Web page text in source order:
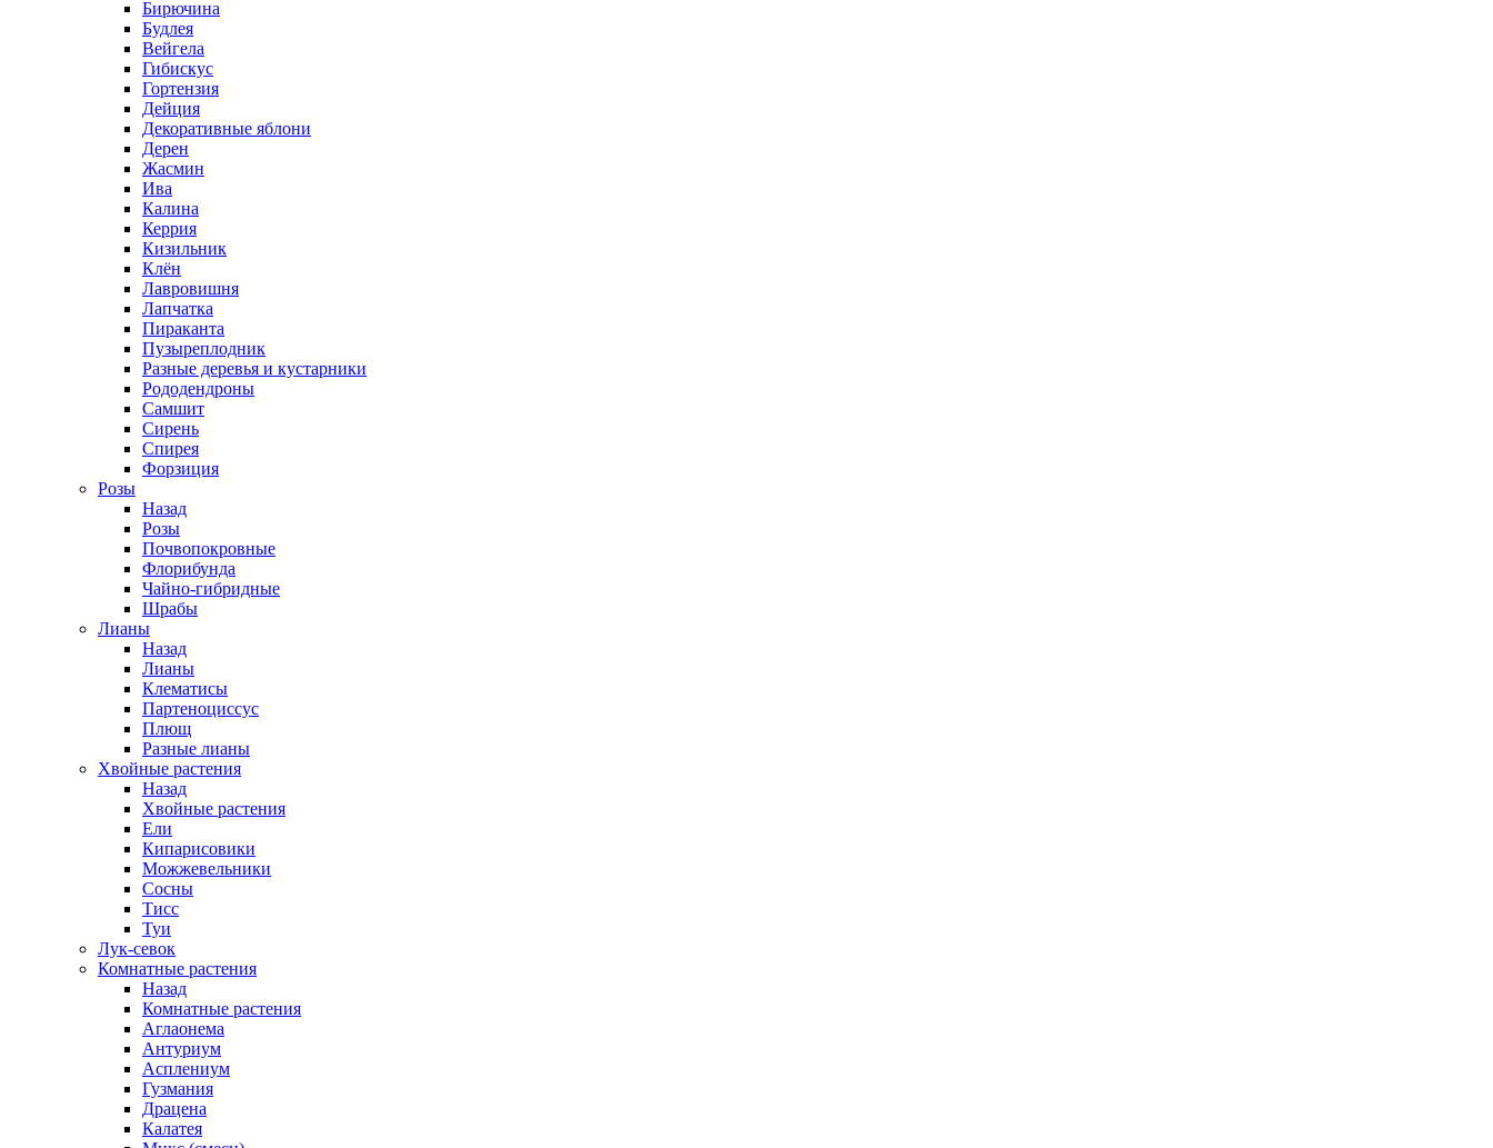
Бирючина
Будлея
Вейгела
Гибискус
Гортензия
Дейция
Декоративные яблони
Дерен
Жасмин
Ива
Калина
Керрия
Кизильник
Клён
Лавровишня
Лапчатка
Пираканта
Пузыреплодник
Разные деревья и кустарники
Рододендроны
Самшит
Сирень
Спирея
Форзиция
Розы
Назад
Розы
Почвопокровные
Флорибунда
Чайно-гибридные
Шрабы
Лианы
Назад
Лианы
Клематисы
Партеноциссус
Плющ
Разные лианы
Хвойные растения
Назад
Хвойные растения
Ели
Кипарисовики
Можжевельники
Сосны
Тисс
Туи
Лук-севок
Комнатные растения
Назад
Комнатные растения
Аглаонема
Антуриум
Асплениум
Гузмания
Драцена
Калатея